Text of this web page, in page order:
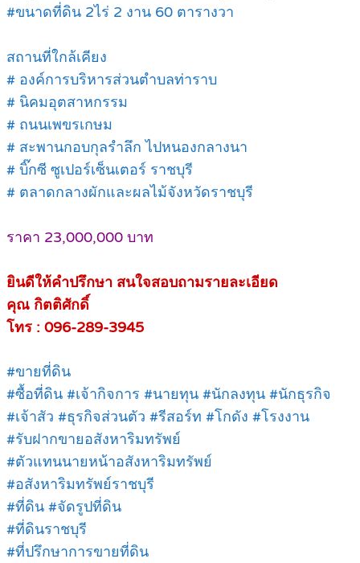
#ขนาดที่ดิน 2ไร่ 2 งาน 60 ตารางวา
สถานที่ใกล้เคียง
# องค์การบริหารส่วนตำบลท่าราบ
# นิคมอุตสาหกรรม
# ถนนเพขรเกษม
# สะพานกอบกุลรำลึก ไปหนองกลางนา
# บิ๊กซี ซูเปอร์เซ็นเตอร์ ราชบุรี
# ตลาดกลางผักและผลไม้จังหวัดราชบุรี
ราคา 23,000,000 บาท
ยินดีให้คำปรึกษา สนใจสอบถามรายละเอียด
คุณ กิตติศักดิ์
โทร : 096-289-3945
#ขายที่ดิน
#ซื้อที่ดิน #เจ้ากิจการ #นายทุน #นักลงทุน #นักธุรกิจ
#เจ้าสัว #ธุรกิจส่วนตัว #รีสอร์ท #โกดัง #โรงงาน
#รับฝากขายอสังหาริมทรัพย์
#ตัวแทนนายหน้าอสังหาริมทรัพย์
#อสังหาริมทรัพย์ราชบุรี
#ที่ดิน #จัดรูปที่ดิน
#ที่ดินราชบุรี
#ที่ปรึกษาการขายที่ดิน